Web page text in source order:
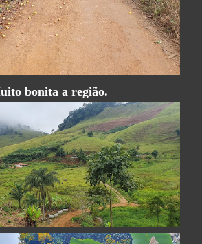
bonita a região.